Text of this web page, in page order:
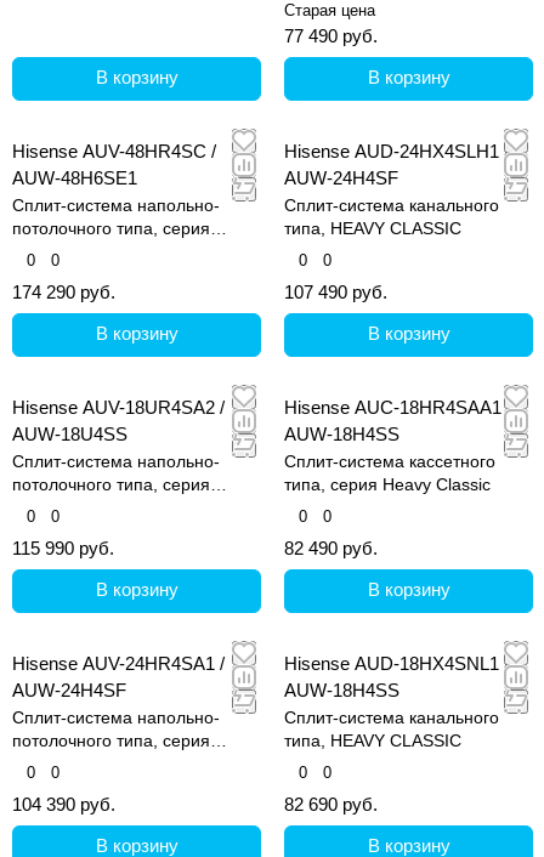
В корзину
Старая цена
77 490 руб.
В корзину
Hisense AUV-48HR4SC /
AUW-48H6SE1
Сплит-система напольно-
потолочного типа, серия
Heavy Classic
0 0
174 290 руб.
В корзину
Hisense AUD-24HX4SLH1 /
AUW-24H4SF
Сплит-система канального
типа, HEAVY CLASSIC
0 0
107 490 руб.
В корзину
Hisense AUV-18UR4SA2 /
AUW-18U4SS
Сплит-система напольно-
потолочного типа, серия
Heavy DC Inverter
0 0
115 990 руб.
В корзину
Hisense AUC-18HR4SAA1 /
AUW-18H4SS
Сплит-система кассетного
типа, серия Heavy Classic
0 0
82 490 руб.
В корзину
Hisense AUV-24HR4SA1 /
AUW-24H4SF
Сплит-система напольно-
потолочного типа, серия
Heavy Classic
0 0
104 390 руб.
В корзину
Hisense AUD-18HX4SNL1 /
AUW-18H4SS
Сплит-система канального
типа, HEAVY CLASSIC
0 0
82 690 руб.
В корзину